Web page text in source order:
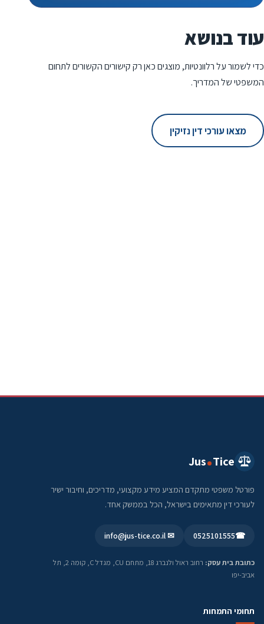
עוד בנושא
כדי לשמור על רלוונטיות, מוצגים כאן רק קישורים הקשורים לתחום
המשפטי של המדריך.
מצאו עורכי דין נזיקין
Jus Tice
פורטל משפטי מתקדם המציע מידע מקצועי, מדריכים, וחיבור ישיר
לעורכי דין מתאימים בישראל, הכל בממשק אחד.
☎
0525101555
✉ info@jus-tice.co.il
כתובת בית עסק:
רחוב ראול ולנברג 18, מתחם CU, מגדל C, קומה 2, תל
אביב-יפו
תחומי התמחות